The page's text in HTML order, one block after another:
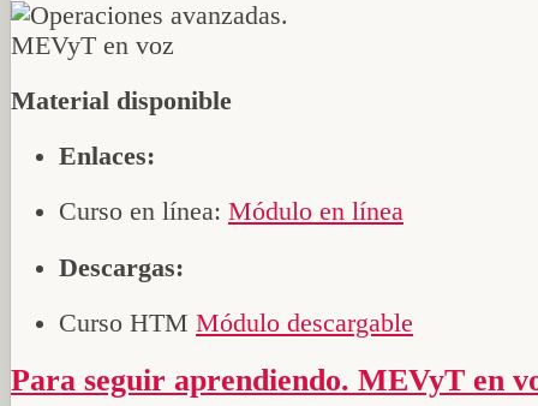
Material disponible
Enlaces:
Curso en línea: Módulo en línea
Descargas:
Curso HTM Módulo descargable
Para seguir aprendiendo. MEVyT en